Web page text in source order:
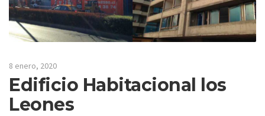
8 enero, 2020
Edificio Habitacional los
Leones